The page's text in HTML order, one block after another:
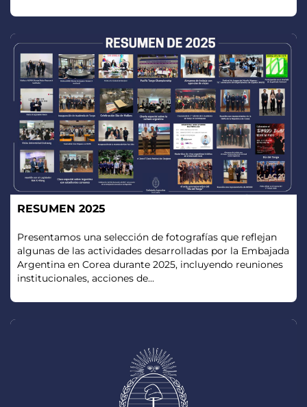
RESUMEN 2025
Presentamos una selección de fotografías que reflejan
algunas de las actividades desarrolladas por la Embajada
Argentina en Corea durante 2025, incluyendo reuniones
institucionales, acciones de...